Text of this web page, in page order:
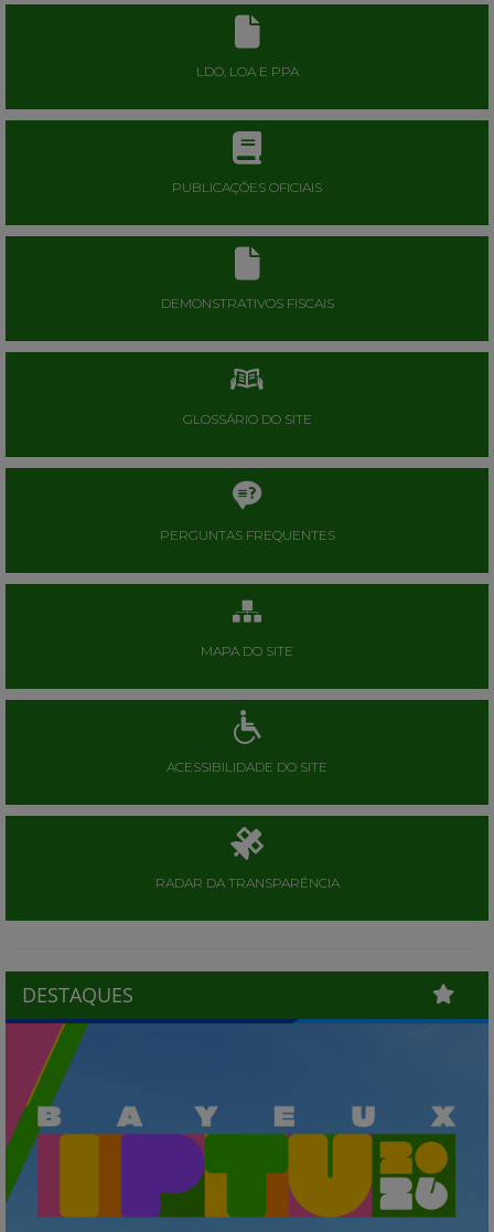
LDO, LOA E PPA
PUBLICAÇÕES OFICIAIS
DEMONSTRATIVOS FISCAIS
GLOSSÁRIO DO SITE
PERGUNTAS FREQUENTES
MAPA DO SITE
ACESSIBILIDADE DO SITE
RADAR DA TRANSPARÊNCIA
DESTAQUES